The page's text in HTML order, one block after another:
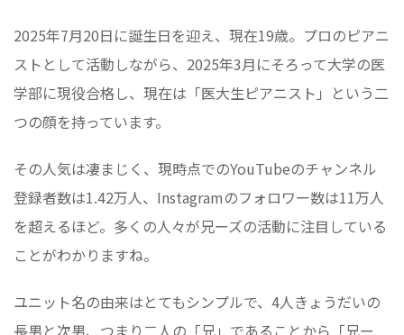
2025年7月20日に誕生日を迎え、現在19歳。プロのピアニ
ストとして活動しながら、2025年3月にそろって大学の医
学部に現役合格し、現在は「医大生ピアニスト」という二
つの顔を持っています。
その人気は凄まじく、現時点でのYouTubeのチャンネル
登録者数は1.42万人、Instagramのフォロワー数は11万人
を超えるほど。多くの人々が兄ーズの活動に注目している
ことがわかりますね。
ユニット名の由来はとてもシンプルで、4人きょうだいの
長男と次男、つまり二人の「兄」であることから「兄ー